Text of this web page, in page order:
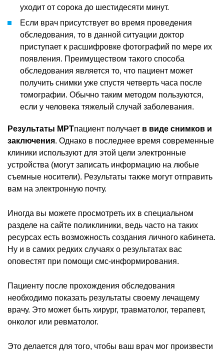
уходит от сорока до шестидесяти минут.
Если врач присутствует во время проведения
обследования, то в данной ситуации доктор
приступает к расшифровке фотографий по мере их
появления. Преимуществом такого способа
обследования является то, что пациент может
получить снимки уже спустя четверть часа после
томографии. Обычно таким методом пользуются,
если у человека тяжелый случай заболевания.
Результаты МРТпациент получает в виде снимков и
заключения. Однако в последнее время современные
клиники используют для этой цели электронные
устройства (могут записать информацию на любые
съемные носители). Результаты также могут отправить
вам на электронную почту.
Иногда вы можете просмотреть их в специальном
разделе на сайте поликлиники, ведь часто на таких
ресурсах есть возможность создания личного кабинета.
Ну и в самих редких случаях о результатах вас
оповестят при помощи смс-информирования.
Пациенту после прохождения обследования
необходимо показать результаты своему лечащему
врачу. Это может быть хирург, травматолог, терапевт,
онколог или ревматолог.
Это делается для того, чтобы ваш врач мог произвести